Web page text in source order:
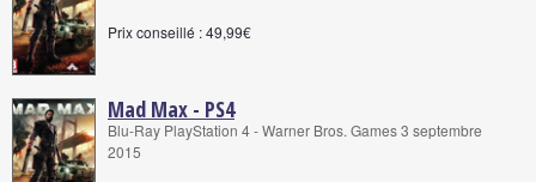
Prix conseillé : 49,99€
Mad Max - PS4
Blu-Ray PlayStation 4 - Warner Bros. Games 3 septembre
2015